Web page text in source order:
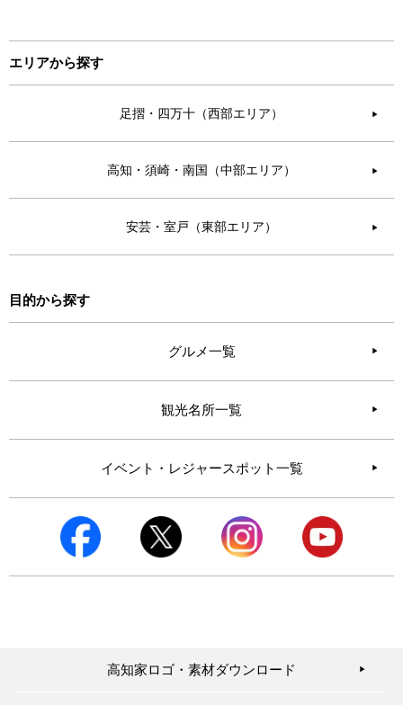
エリアから探す
足摺・四万十（西部エリア） ▶︎
高知・須崎・南国（中部エリア） ▶︎
安芸・室戸（東部エリア） ▶︎
目的から探す
グルメ一覧
観光名所一覧
イベント・レジャースポット一覧
高知家ロゴ・素材ダウンロード ▶︎